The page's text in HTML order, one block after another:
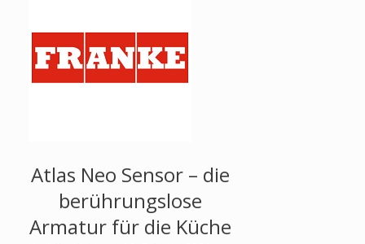
Atlas Neo Sensor – die
berührungslose
Armatur für die Küche